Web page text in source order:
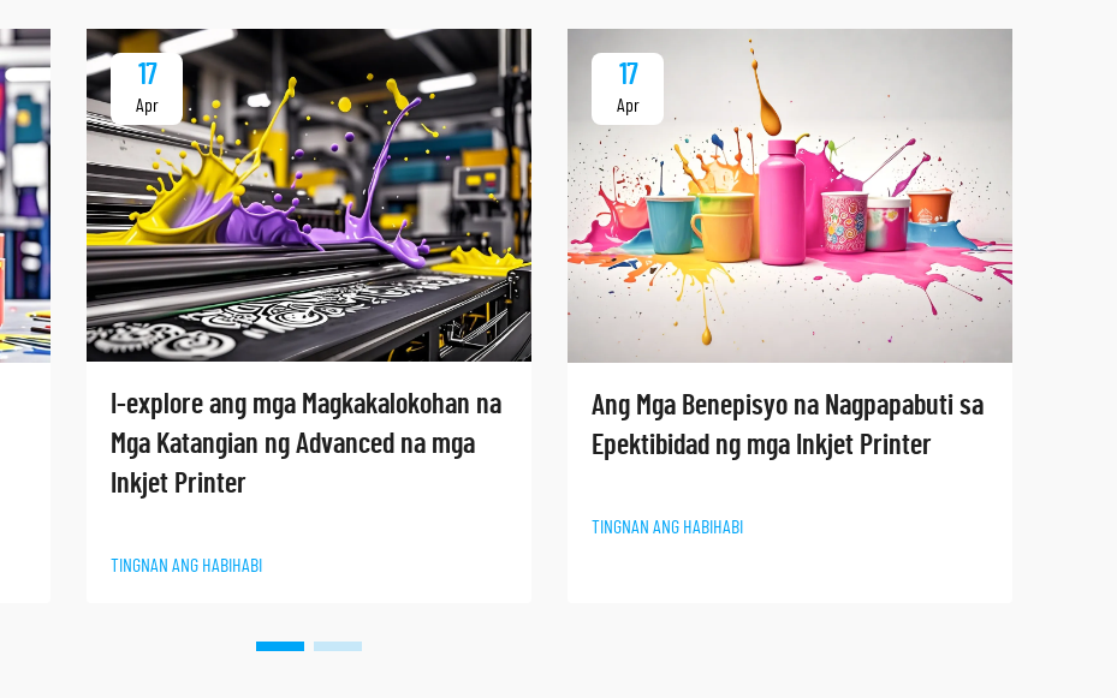
17
Apr
I-explore ang mga Magkakalokohan na
Mga Katangian ng Advanced na mga
Inkjet Printer​
TINGNAN ANG HABIHABI
17
Apr
Ang Mga Benepisyo na Nagpapabuti sa
Epektibidad ng mga Inkjet Printer
TINGNAN ANG HABIHABI